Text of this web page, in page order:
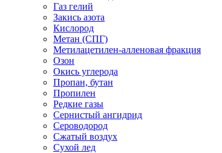
Газ гелий
Закись азота
Кислород
Метан (СПГ)
Метилацетилен-алленовая фракция
Озон
Окись углерода
Пропан, бутан
Пропилен
Редкие газы
Сернистый ангидрид
Сероводород
Сжатый воздух
Сухой лед